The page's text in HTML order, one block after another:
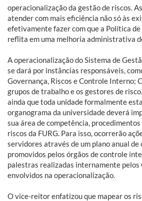
operacionalização da gestão de riscos.
atender com mais eficiência não só às
efetivamente fazer com que a Política de
reflita em uma melhoria administrativa
A operacionalização do Sistema de
se dará por instâncias responsáveis,
Governança, Riscos e Controle Interno;
grupos de trabalho e os gestores de
ainda que toda unidade formalmente
organograma da universidade deverá
sua área de competência,
riscos da FURG. Para isso, ocorrerão
servidores através de um plano anual de
promovidos pelos órgãos de controle
palestras realizadas internamente pelos
envolvidos na operacionalização.
O vice-reitor enfatizou que mapear os